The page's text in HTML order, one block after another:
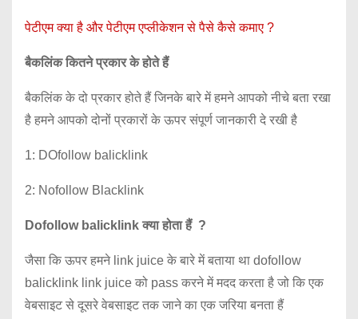
पेटीएम क्या है और पेटीएम एप्लीकेशन से पैसे कैसे कमाए ?
बैकलिंक कितने प्रकार के होते हैं
बैकलिंक के दो प्रकार होते हैं जिनके बारे में हमने आपको नीचे बता रखा
है हमने आपको दोनों प्रकारों के ऊपर संपूर्ण जानकारी दे रखी है
1: DOfollow balicklink
2: Nofollow Blacklink
Dofollow balicklink क्या होता हैं ?
जैसा कि ऊपर हमने link juice के बारे में बताया था dofollow
balicklink link juice को pass करने में मदद करता है जो कि एक
वेबसाइट से दूसरे वेबसाइट तक जाने का एक जरिया बनता हैं